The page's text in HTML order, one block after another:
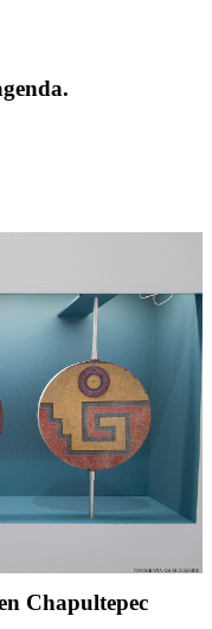
Chapultepec